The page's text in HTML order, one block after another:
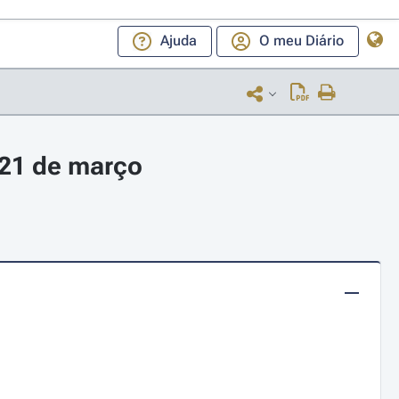
Ajuda O meu Diário
de março